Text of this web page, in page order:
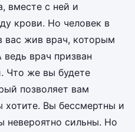
вместе с ней и
крови. Но человек в
вас жив врач, которым
врач призван
Что же вы будете
позволяет вам
хотите. Вы бессмертны и
невероятно сильны. Но